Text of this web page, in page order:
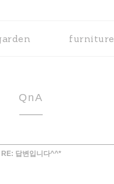
furniture
QnA
RE: 답변입니다^^*